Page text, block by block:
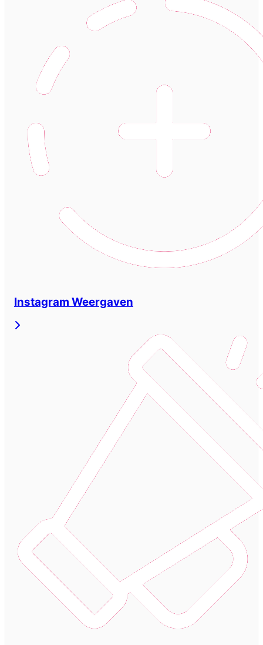
Instagram Weergaven